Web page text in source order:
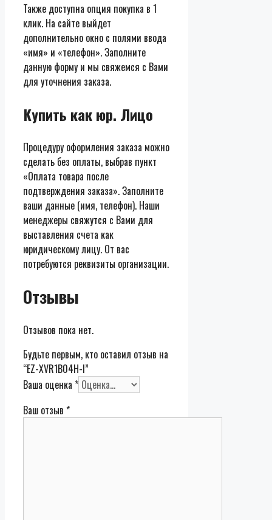
Также доступна опция покупка в 1
клик. На сайте выйдет
дополнительно окно с полями ввода
«имя» и «телефон». Заполните
данную форму и мы свяжемся с Вами
для уточнения заказа.
Купить как юр. Лицо
Процедуру оформления заказа можно
сделать без оплаты, выбрав пункт
«Оплата товара после
подтверждения заказа». Заполните
ваши данные (имя, телефон). Наши
менеджеры свяжутся с Вами для
выставления счета как
юридическому лицу. От вас
потребуются реквизиты организации.
Отзывы
Отзывов пока нет.
Будьте первым, кто оставил отзыв на
“EZ-XVR1B04H-I”
Ваша оценка *
Ваш отзыв *